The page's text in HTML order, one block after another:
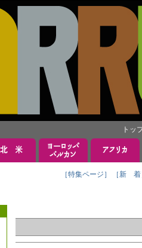
トッ
［特集ページ］ ［新 着